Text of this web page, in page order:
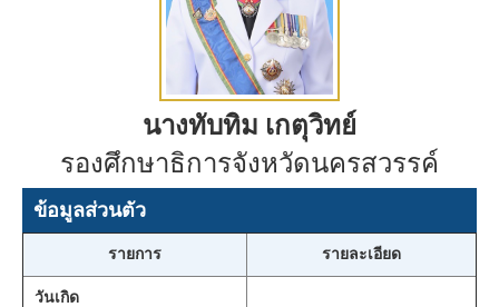
นางทับทิม เกตุวิทย์
รองศึกษาธิการจังหวัดนครสวรรค์
ข้อมูลส่วนตัว
รายการ รายละเอียด
วันเกิด